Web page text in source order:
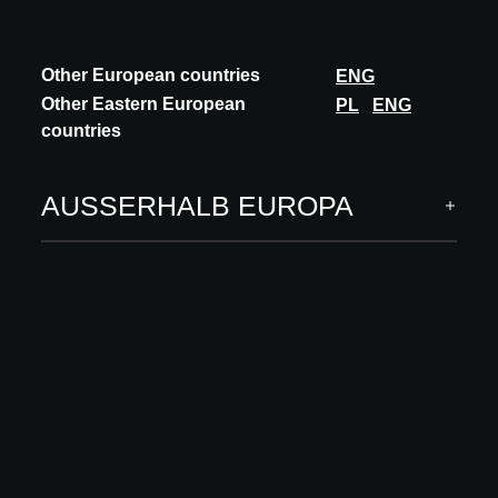
Other European countries
ENG
Other Eastern European
countries
PL ENG
AUSSERHALB EUROPA